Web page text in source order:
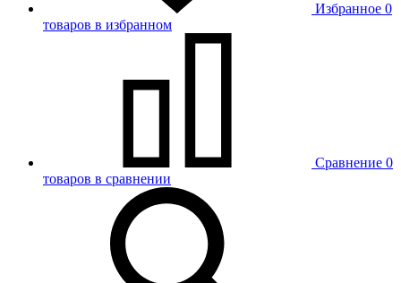
Избранное 0
товаров в избранном
Сравнение 0
товаров в сравнении